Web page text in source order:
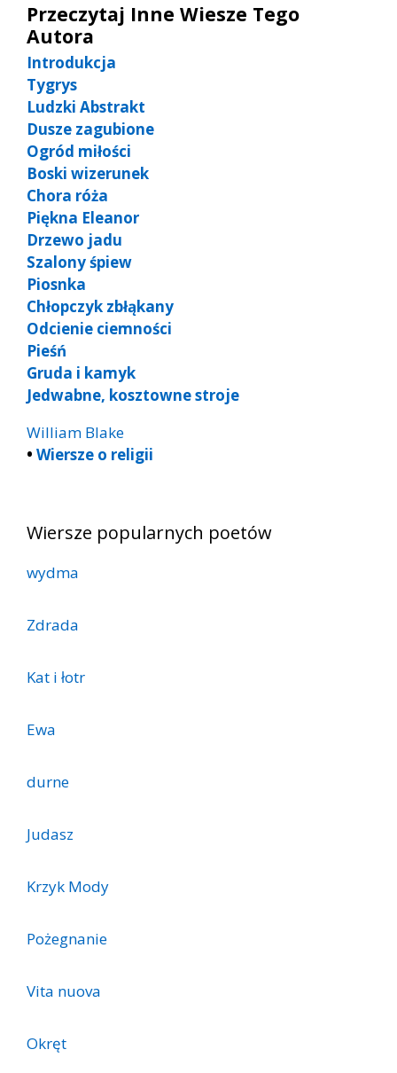
Przeczytaj Inne Wiesze Tego
Autora
Introdukcja
Tygrys
Ludzki Abstrakt
Dusze zagubione
Ogród miłości
Boski wizerunek
Chora róża
Piękna Eleanor
Drzewo jadu
Szalony śpiew
Piosnka
Chłopczyk zbłąkany
Odcienie ciemności
Pieśń
Gruda i kamyk
Jedwabne, kosztowne stroje
William Blake
• Wiersze o religii
Wiersze popularnych poetów
wydma
Zdrada
Kat i łotr
Ewa
durne
Judasz
Krzyk Mody
Pożegnanie
Vita nuova
Okręt